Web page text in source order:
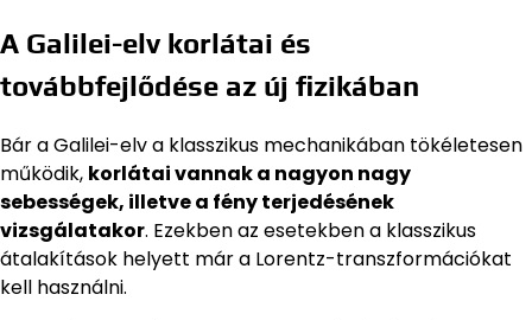
A Galilei-elv korlátai és
továbbfejlődése az új fizikában
Bár a Galilei-elv a klasszikus mechanikában tökéletesen
működik, korlátai vannak a nagyon nagy
sebességek, illetve a fény terjedésének
vizsgálatakor. Ezekben az esetekben a klasszikus
átalakítások helyett már a Lorentz-transzformációkat
kell használni.